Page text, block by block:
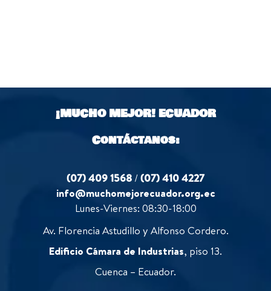
¡MUCHO MEJOR!ECUADOR
Contáctanos:
(07) 409 1568 /(07) 410 4227
info@muchomejorecuador.org.ec
Lunes-Viernes: 08:30-18:00
Av. Florencia Astudillo y Alfonso Cordero.
Edificio Cámara de Industrias, piso 13.
Cuenca – Ecuador.